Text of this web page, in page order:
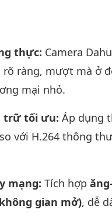
thực: Camera
rõ ràng, mượt mà ở
mại nhỏ.
trữ tối ưu: Áp dụng
so với H.264 thông
mạng: Tích hợp
gian mở), dễ